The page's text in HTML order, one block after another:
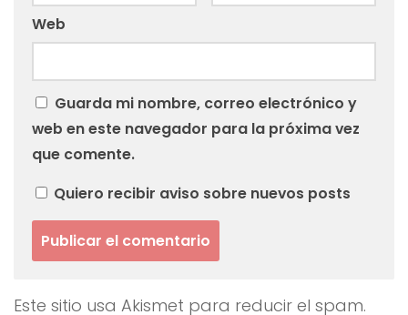
Web
Guarda mi nombre, correo electrónico y
web en este navegador para la próxima vez
que comente.
Quiero recibir aviso sobre nuevos posts
Este sitio usa Akismet para reducir el spam.